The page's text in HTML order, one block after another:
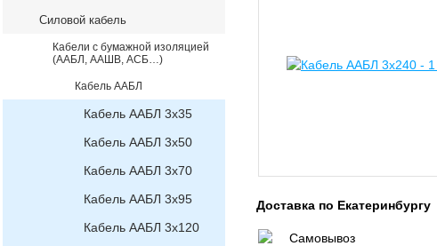
Силовой кабель
Кабели с бумажной изоляцией
(ААБЛ, ААШВ, АСБ…)
Кабель ААБЛ
Кабель ААБЛ 3х35
Кабель ААБЛ 3х50
Кабель ААБЛ 3х70
Кабель ААБЛ 3х95
Кабель ААБЛ 3х120
Доставка по Екатеринбургу
Самовывоз